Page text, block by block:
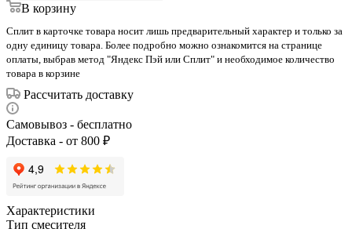
В корзину
Сплит в карточке товара носит лишь предварительный характер и только за
одну единицу товара. Более подробно можно ознакомится на странице
оплаты, выбрав метод "Яндекс Пэй или Сплит" и необходимое количество
товара в корзине
Рассчитать доставку
Самовывоз - бесплатно
Доставка - от 800 ₽
Характеристики
Тип смесителя